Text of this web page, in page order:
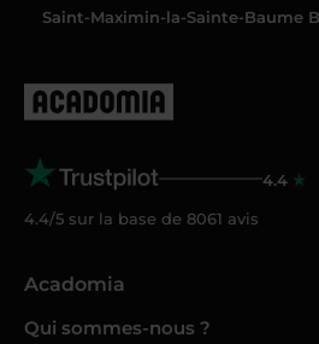
Saint-Maximin-la-Sainte-Baume
4.4
4.4/5 sur la base de 8061 avis
Acadomia
Qui sommes-nous ?